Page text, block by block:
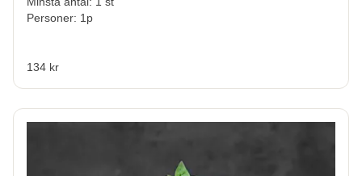
Personer: 1p
134 kr